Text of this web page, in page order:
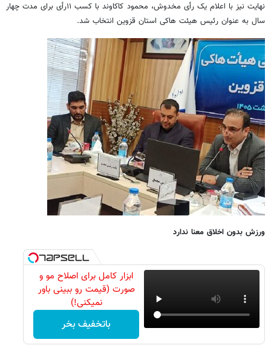
نهایت نیز با اعلام یک رأی مخدوش، محمود کاکاوند با کسب ۱۱رأی برای مدت چهار
سال به عنوان رئیس هیئت هاکی استان قزوین انتخاب شد.
ورزش بدون اخلاق معنا ندارد
ابزار کامل برای اصلاح مو و
صورت (قیمت رو ببینی باور
نمیکنی!)
باتخفیف بخر